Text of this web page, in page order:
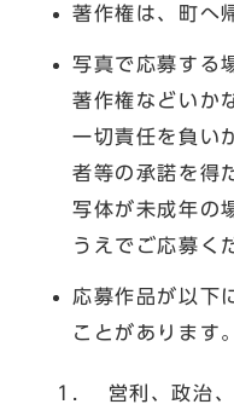
著作権は、町へ
写真で応募する
著作権などいか
一切責任を負い
者等の承諾を得
写体が未成年の
うえでご応募く
応募作品が以下
ことがあります。
営利、政治、